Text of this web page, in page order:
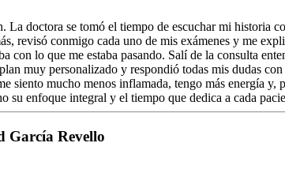
La doctora se tomó el tiempo de escuchar mi historia
revisó conmigo cada uno de mis exámenes y me
con lo que me estaba pasando. Salí de la consulta
muy personalizado y respondió todas mis dudas
siento mucho menos inflamada, tengo más energía
su enfoque integral y el tiempo que dedica a cada
García Revello